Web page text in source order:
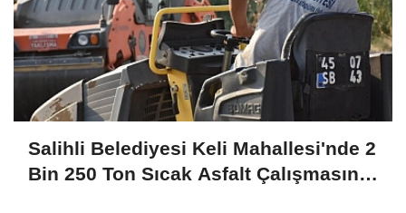
Salihli Belediyesi Keli Mahallesi'nde 2
Bin 250 Ton Sıcak Asfalt Çalışmasını